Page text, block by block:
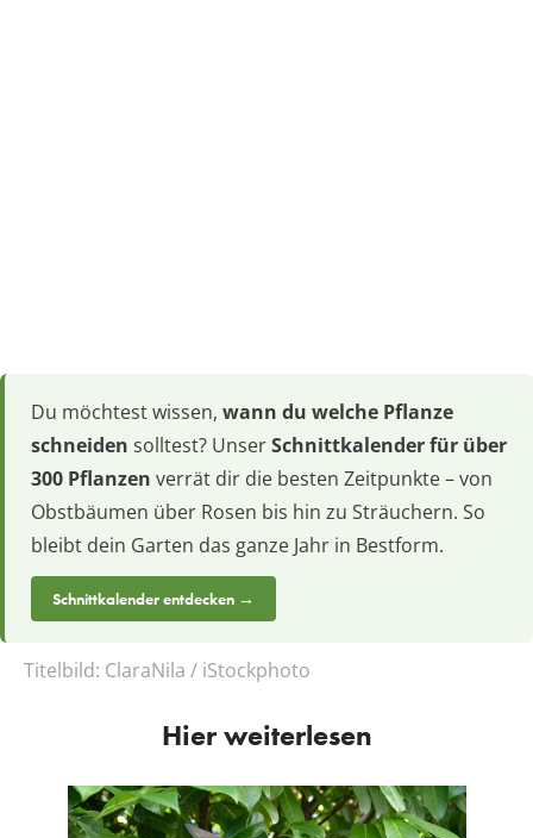
Du möchtest wissen, wann du welche Pflanze
schneiden solltest? UnserSchnittkalender für über
300 Pflanzen verrät dir die besten Zeitpunkte – von
Obstbäumen über Rosen bis hin zu Sträuchern. So
bleibt dein Garten das ganze Jahr in Bestform.
Schnittkalender entdecken →
Titelbild: ClaraNila / iStockphoto
Hier weiterlesen